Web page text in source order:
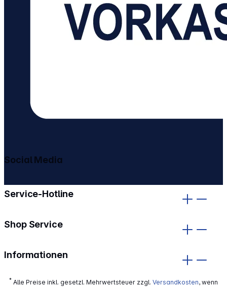
Service-Hotline
Shop Service
Informationen
Social Media
* Alle Preise inkl. gesetzl. Mehrwertsteuer zzgl. Versandkosten, wenn